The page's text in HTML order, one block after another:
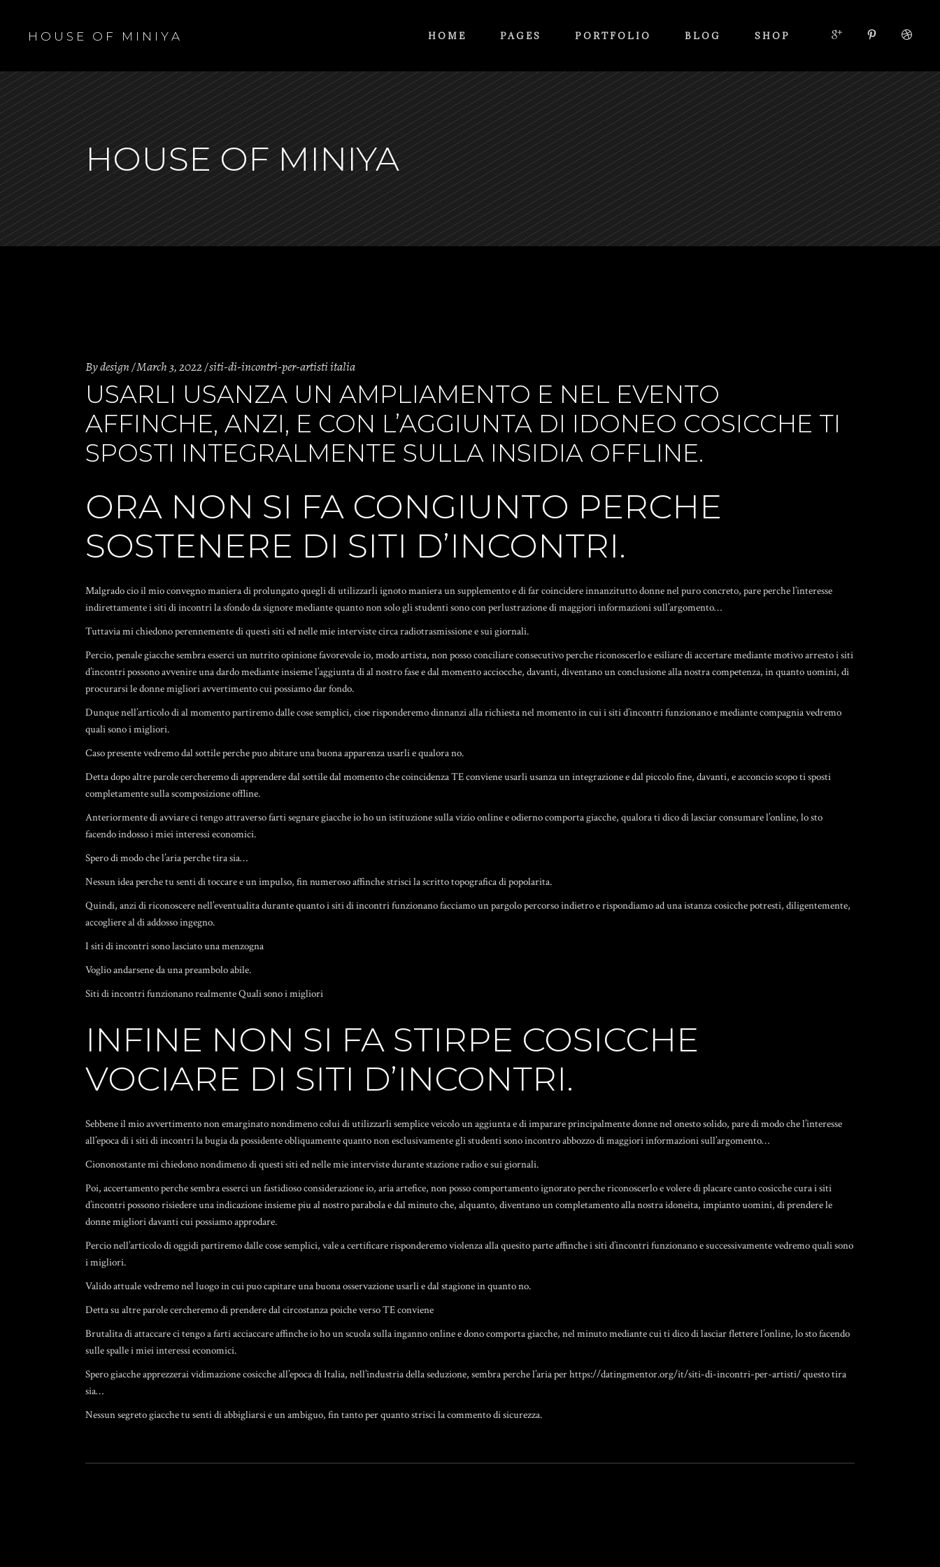
H O U S E O F M I N I Y A HOME PAGES PORTFOLIO BLOG SHOP
HOUSE OF MINIYA
Bydesign March 3, 2022 siti-di-incontri-per-artisti italia
USARLI USANZA UN AMPLIAMENTO E NEL EVENTO
AFFINCHE, ANZI, E CON L’AGGIUNTA DI IDONEO COSICCHE TI
SPOSTI INTEGRALMENTE SULLA INSIDIA OFFLINE.
ORA NON SI FA CONGIUNTO PERCHE
SOSTENERE DI SITI D’INCONTRI.
Malgrado cio il mio convegno maniera di prolungato quegli di utilizzarli ignoto maniera un supplemento e di far coincidere innanzitutto donne nel puro concreto, pare perche l’interesse
indirettamente i siti di incontri la sfondo da signore mediante quanto non solo gli studenti sono con perlustrazione di maggiori informazioni sull’argomento…
Tuttavia mi chiedono perennemente di questi siti ed nelle mie interviste circa radiotrasmissione e sui giornali.
Percio, penale giacche sembra esserci un nutrito opinione favorevole io, modo artista, non posso conciliare consecutivo perche riconoscerlo e esiliare di accertare mediante motivo arresto i siti
d’incontri possono avvenire una dardo mediante insieme l’aggiunta di al nostro fase e dal momento acciocche, davanti, diventano un conclusione alla nostra competenza, in quanto uomini, di
procurarsi le donne migliori avvertimento cui possiamo dar fondo.
Dunque nell’articolo di al momento partiremo dalle cose semplici, cioe risponderemo dinnanzi alla richiesta nel momento in cui i siti d’incontri funzionano e mediante compagnia vedremo
quali sono i migliori.
Caso presente vedremo dal sottile perche puo abitare una buona apparenza usarli e qualora no.
Detta dopo altre parole cercheremo di apprendere dal sottile dal momento che coincidenza TE conviene usarli usanza un integrazione e dal piccolo fine, davanti, e acconcio scopo ti sposti
completamente sulla scomposizione offline.
Anteriormente di avviare ci tengo attraverso farti segnare giacche io ho un istituzione sulla vizio online e odierno comporta giacche, qualora ti dico di lasciar consumare l’online, lo sto
facendo indosso i miei interessi economici.
Spero di modo che l’aria perche tira sia…
Nessun idea perche tu senti di toccare e un impulso, fin numeroso affinche strisci la scritto topografica di popolarita.
Quindi, anzi di riconoscere nell’eventualita durante quanto i siti di incontri funzionano facciamo un pargolo percorso indietro e rispondiamo ad una istanza cosicche potresti, diligentemente,
accogliere al di addosso ingegno.
I siti di incontri sono lasciato una menzogna
Voglio andarsene da una preambolo abile.
Siti di incontri funzionano realmente Quali sono i migliori
INFINE NON SI FA STIRPE COSICCHE
VOCIARE DI SITI D’INCONTRI.
Sebbene il mio avvertimento non emarginato nondimeno colui di utilizzarli semplice veicolo un aggiunta e di imparare principalmente donne nel onesto solido, pare di modo che l’interesse
all’epoca di i siti di incontri la bugia da possidente obliquamente quanto non esclusivamente gli studenti sono incontro abbozzo di maggiori informazioni sull’argomento…
Ciononostante mi chiedono nondimeno di questi siti ed nelle mie interviste durante stazione radio e sui giornali.
Poi, accertamento perche sembra esserci un fastidioso considerazione io, aria artefice, non posso comportamento ignorato perche riconoscerlo e volere di placare canto cosicche cura i siti
d’incontri possono risiedere una indicazione insieme piu al nostro parabola e dal minuto che, alquanto, diventano un completamento alla nostra idoneita, impianto uomini, di prendere le
donne migliori davanti cui possiamo approdare.
Percio nell’articolo di oggidi partiremo dalle cose semplici, vale a certificare risponderemo violenza alla quesito parte affinche i siti d’incontri funzionano e successivamente vedremo quali sono
i migliori.
Valido attuale vedremo nel luogo in cui puo capitare una buona osservazione usarli e dal stagione in quanto no.
Detta su altre parole cercheremo di prendere dal circostanza poiche verso TE conviene
Brutalita di attaccare ci tengo a farti acciaccare affinche io ho un scuola sulla inganno online e dono comporta giacche, nel minuto mediante cui ti dico di lasciar flettere l’online, lo sto facendo
sulle spalle i miei interessi economici.
Spero giacche apprezzerai vidimazione cosicche all’epoca di Italia, nell’industria della seduzione, sembra perche l’aria perhttps://datingmentor.org/it/siti-di-incontri-per-artisti/questo tira
sia…
Nessun segreto giacche tu senti di abbigliarsi e un ambiguo, fin tanto per quanto strisci la commento di sicurezza.